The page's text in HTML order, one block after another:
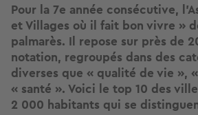
Pour la 7e année consécutive,
et Villages où il fait bon vivre »
palmarès. Il repose sur près de
notation, regroupés dans des
diverses que « qualité de vie »,
« santé ». Voici le top 10 des
2 000 habitants qui se